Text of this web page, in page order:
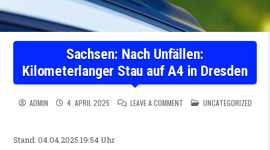
Sachsen: Nach Unfällen:
Kilometerlanger Stau auf A4 in Dresden
ADMIN 4. APRIL 2025 LEAVE A COMMENTON SACHSEN: NACH
POSTED IN
UNCATEGORIZED
Stand: 04.04.2025 19:54 Uhr